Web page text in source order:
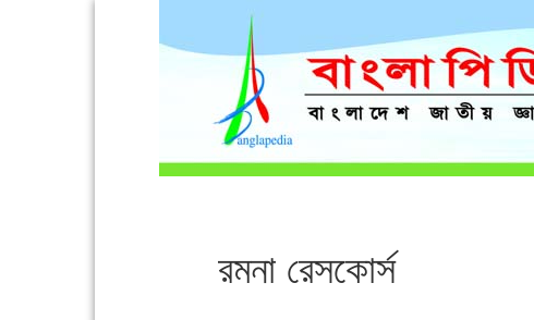
রমনা রেসকোর্স